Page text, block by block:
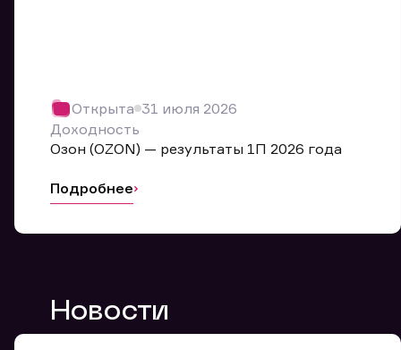
Открыта 31 июля 2026
Доходность
Озон (OZON) — результаты 1П 2026 года
Подробнее
Новости
Мы